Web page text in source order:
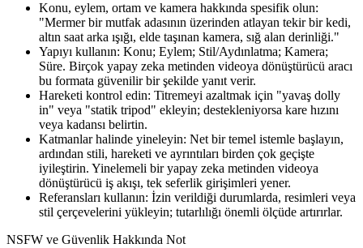
Konu, eylem, ortam ve kamera hakkında spesifik olun:
"Mermer bir mutfak adasının üzerinden atlayan tekir bir kedi,
altın saat arka ışığı, elde taşınan kamera, sığ alan derinliği."
Yapıyı kullanın: Konu; Eylem; Stil/Aydınlatma; Kamera;
Süre. Birçok yapay zeka metinden videoya dönüştürücü aracı
bu formata güvenilir bir şekilde yanıt verir.
Hareketi kontrol edin: Titremeyi azaltmak için "yavaş dolly
in" veya "statik tripod" ekleyin; destekleniyorsa kare hızını
veya kadansı belirtin.
Katmanlar halinde yineleyin: Net bir temel istemle başlayın,
ardından stili, hareketi ve ayrıntıları birden çok geçişte
iyileştirin. Yinelemeli bir yapay zeka metinden videoya
dönüştürücü iş akışı, tek seferlik girişimleri yener.
Referansları kullanın: İzin verildiği durumlarda, resimleri veya
stil çerçevelerini yükleyin; tutarlılığı önemli ölçüde artırırlar.
NSFW ve Güvenlik Hakkında Not